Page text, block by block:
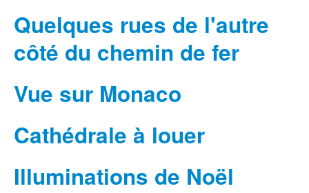
Quelques rues de l'autre
côté du chemin de fer
Vue sur Monaco
Cathédrale à louer
Illuminations de Noël